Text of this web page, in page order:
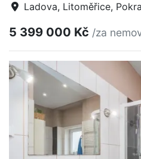
Ladova, Litoměřice,
5 399 000 Kč /za